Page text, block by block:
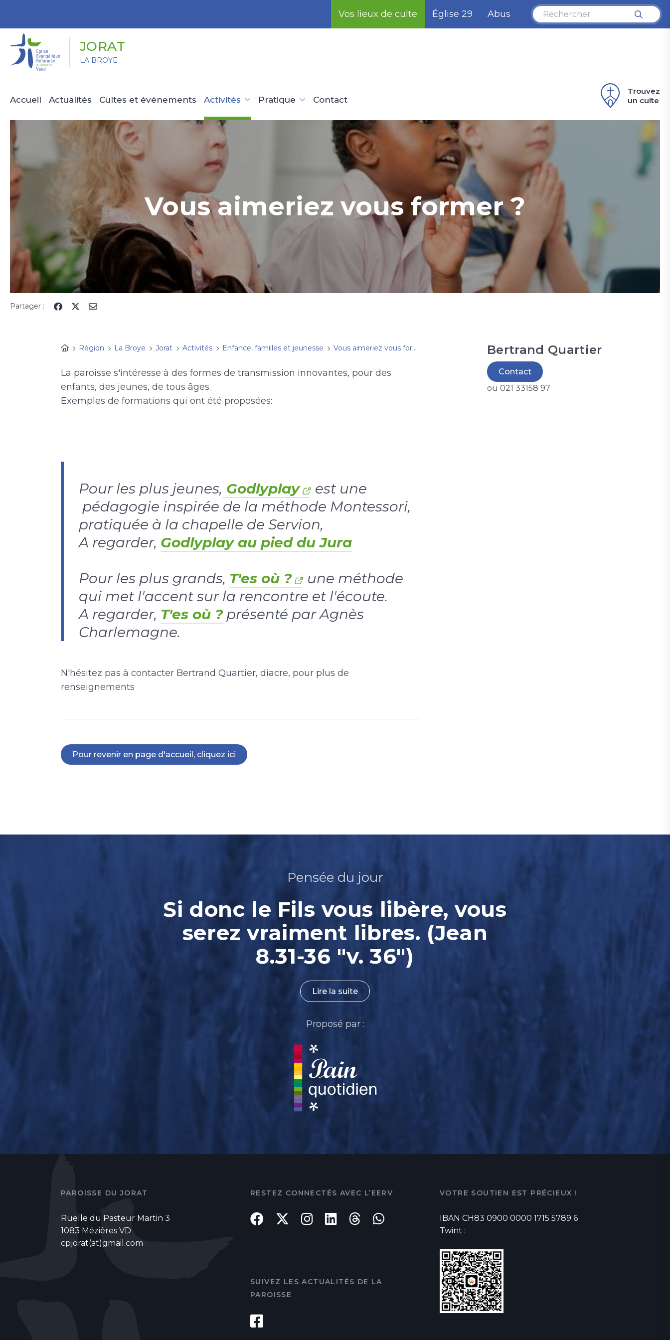
Vos lieux de culte Église 29 Abus
JORAT
LA BROYE
Accueil Actualités Cultes et événements Activités Pratique Contact
Trouvez
un culte
Vous aimeriez vous former ?
Partager :
Région La Broye Jorat Activités Enfance, familles et jeunesse Vous aimeriez vous former ?
La paroisse s'intéresse à des formes de transmission innovantes, pour des
enfants, des jeunes, de tous âges.
Exemples de formations qui ont été proposées:
Pour les plus jeunes, Godlyplay
est une
pédagogie inspirée de la méthode Montessori,
pratiquée à la chapelle de Servion,
A regarder, Godlyplay au pied du Jura
Pour les plus grands, T'es où ?
une méthode
qui met l'accent sur la rencontre et l'écoute.
A regarder, T'es où ?présenté par Agnès
Charlemagne.
N'hésitez pas à contacter Bertrand Quartier, diacre, pour plus de
renseignements
Pour revenir en page d'accueil, cliquez ici
Bertrand Quartier
Contact
ou 021 33158 97
Pensée du jour
Si donc le Fils vous libère, vous
serez vraiment libres. (Jean
8.31-36 "v. 36")
Lire la suite
Proposé par :
PAROISSE DU JORAT
Ruelle du Pasteur Martin 3
1083 Mézières VD
cpjorat(at)gmail.com
RESTEZ CONNECTÉS AVEC L’EERV
SUIVEZ LES ACTUALITÉS DE LA
PAROISSE
VOTRE SOUTIEN EST PRÉCIEUX !
IBAN CH83 0900 0000 1715 5789 6
Twint :